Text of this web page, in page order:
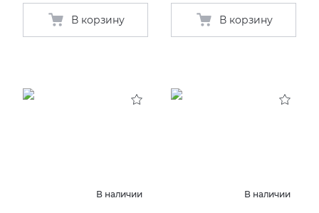
В корзину В корзину
В наличии В наличии